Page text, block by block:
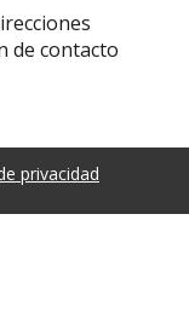
de contacto
privacidad